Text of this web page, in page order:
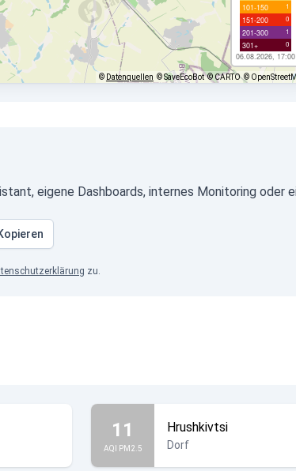
101-150 1
151-200 0
201-300 1
301+ 0
06.08.2026, 17:00
© Datenquellen © SaveEcoBot © CARTO ©
eigene Dashboards, internes Monitoring oder
zu.
11
AQI PM2.5
Hrushkivtsi
Dorf